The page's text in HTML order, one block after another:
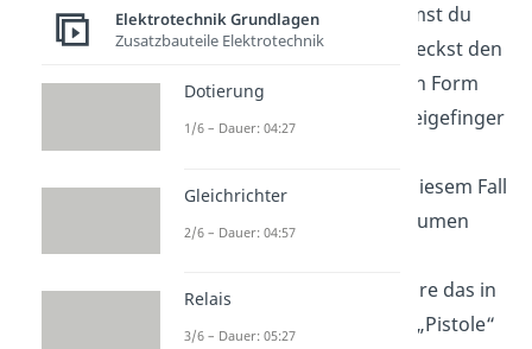
FingerRegel. Hierbei nimmst du
deine rechte Hand und streckst den
Zeigefinger und Daumen in Form
einer „Pistole“ aus. Dein Zeigefinger
Elektronenbewegung
, in diesem Fall
also in Richtung
. Der Daumen
Magnetfeldlinien
, hier wäre das in
Richtung
. Hast du diese „Pistole“
Elektrotechnik Grundlagen
Zusatzbauteile Elektrotechnik
Dotierung
1/6 – Dauer: 04:27
Gleichrichter
2/6 – Dauer: 04:57
Relais
3/6 – Dauer: 05:27